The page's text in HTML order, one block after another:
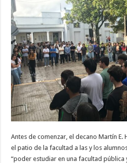
Antes de comenzar, el decano Martín E.
el patio de la facultad a las y los
“poder estudiar en una facultad